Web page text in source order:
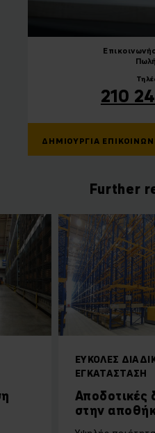
210
ΔΗΜΙΟΥΡΓΊΑ
Further
ΕΎΚΟΛΕΣ
ΕΓΚΑΤΆΣΤΑΣΗ
Αποδοτικές
στην